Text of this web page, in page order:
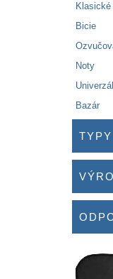
Bicie
Noty
Bazár